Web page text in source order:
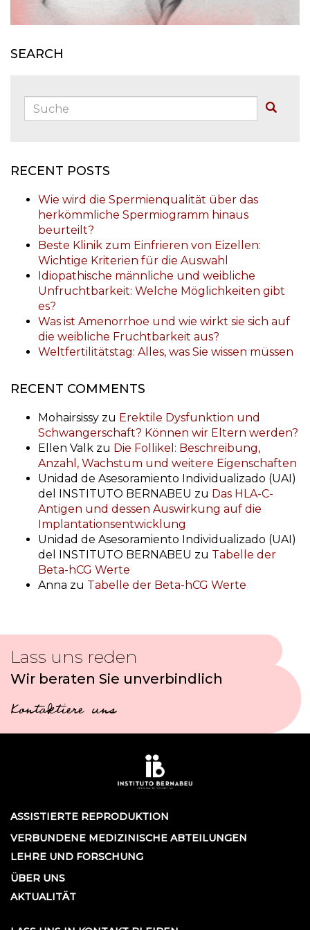
SEARCH
Suche:
RECENT POSTS
Wie wird die Spermienqualität über das
herkömmliche Spermiogramm hinaus
beurteilt?
Beste Klinik zum Einfrieren von Eizellen:
Wichtige Kriterien für die Auswahl
Idiopathische männliche und weibliche
Unfruchtbarkeit: Welche Möglichkeiten gibt
es?
Was ist Amenorrhoe und wie wirkt sie sich auf
die weibliche Fruchtbarkeit aus?
Weltfertilitätstag: Alles, was Sie wissen müssen
RECENT COMMENTS
Mohairsissy zu Erektile Dysfunktion und
Schwangerschaft? Können wir Eltern werden?
Ellen Valk zu Die Follikel: Beschreibung,
Anzahl, Wachstum und weitere Eigenschaften
Unidad de Asesoramiento Individualizado (UAI)
del INSTITUTO BERNABEU zu Das HLA-C-
Antigen und dessen Auswirkung auf die
Implantationsentwicklung
Unidad de Asesoramiento Individualizado (UAI)
del INSTITUTO BERNABEU zu Tabelle der
Beta-hCG Werte
Anna zu Tabelle der Beta-hCG Werte
Lass uns reden
Wir beraten Sie unverbindlich
Kontaktiere uns
ASSISTIERTE REPRODUKTION
VERBUNDENE MEDIZINISCHE ABTEILUNGEN
LEHRE UND FORSCHUNG
ÜBER UNS
AKTUALITÄT